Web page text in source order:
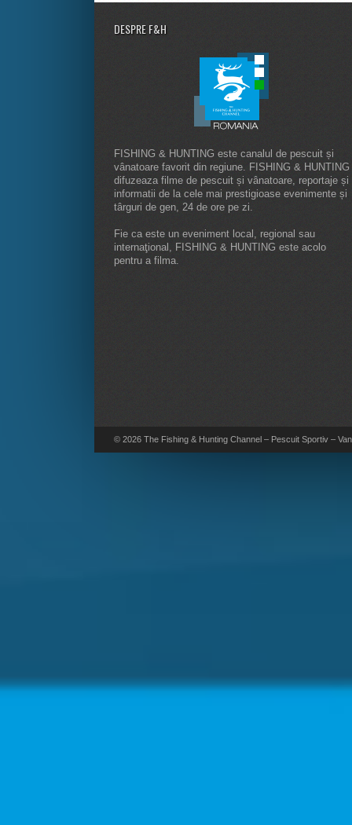
DESPRE F&H
FISHING & HUNTING este canalul de pescuit și
vânatoare favorit din regiune. FISHING & HUNTING
difuzeaza filme de pescuit și vânatoare, reportaje și
informatii de la cele mai prestigioase evenimente și
târguri de gen, 24 de ore pe zi.
Fie ca este un eveniment local, regional sau
internaţional, FISHING & HUNTING este acolo
pentru a filma.
© 2026 The Fishing & Hunting Channel – Pescuit Sportiv –